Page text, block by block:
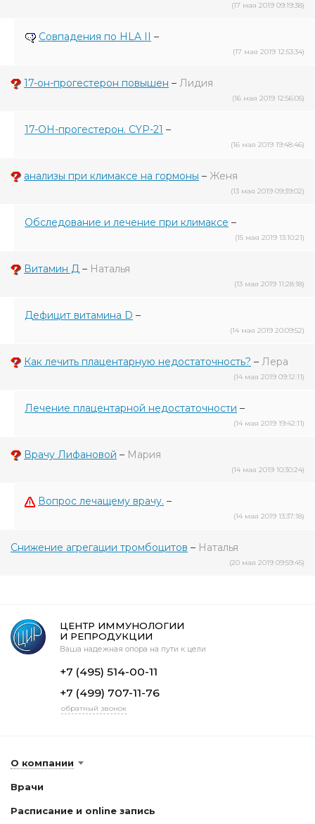
(17 мая 2019 09:19:38)
Совпадения по HLA II –
(17 мая 2019 12:53:34)
17-он-прогестерон повышен – Лидия
(16 мая 2019 12:56:05)
17-ОН-прогестерон. CYP-21 –
(16 мая 2019 19:48:46)
анализы при климаксе на гормоны – Женя
(13 мая 2019 09:39:02)
Обследование и лечение при климаксе –
(15 мая 2019 13:10:21)
Витамин Д – Наталья
(13 мая 2019 11:28:18)
Дефицит витамина D –
(14 мая 2019 20:09:52)
Как лечить плацентарную недостаточность? – Лера
(14 мая 2019 09:12:11)
Лечение плацентарной недостаточности –
(14 мая 2019 19:42:11)
Врачу Лифановой – Мария
(14 мая 2019 10:30:24)
Вопрос лечащему врачу. –
(14 мая 2019 13:37:18)
Снижение агрегации тромбоцитов – Наталья
(20 мая 2019 09:59:45)
ЦЕНТР ИММУНОЛОГИИ
И РЕПРОДУКЦИИ
Ваша надежная опора на пути к цели
+7 (495) 514-00-11
+7 (499) 707-11-76
обратный звонок
О компании
Врачи
Расписание и online запись